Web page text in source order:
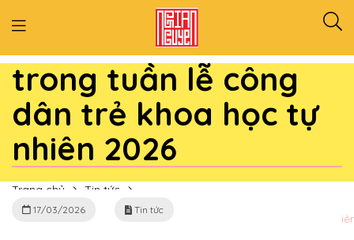
Workshop thư pháp
trong tuần lễ công
dân trẻ khoa học tự
nhiên 2026
Trang chủ Tin tức
Workshop thư pháp trong tuần lễ công dân trẻ khoa học tự
17/03/2026 Tin tức